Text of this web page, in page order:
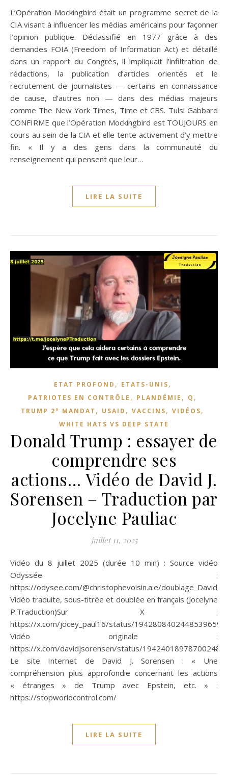
L’Opération Mockingbird était un programme secret de la
CIA visant à influencer les médias américains pour façonner
l’opinion publique. Déclassifié en 1977 grâce à des
demandes FOIA (Freedom of Information Act) et détaillé
dans un rapport du Congrès, il impliquait l’infiltration de
rédactions, la publication d’articles orientés et le
recrutement de journalistes — certains en connaissance
de cause, d’autres non — dans des médias majeurs
comme The New York Times, Time et CBS. Tulsi Gabbard
CONFIRME que l’Opération Mockingbird est TOUJOURS en
cours au sein de la CIA et elle tente activement d’y mettre
fin. « Il y a des gens dans la communauté du
renseignement qui pensent que leur…
LIRE LA SUITE
ETAT PROFOND , ETATS-UNIS,
PATRIOTES EN CONTRÔLE , PLANDÉMIE , Q ,
TRUMP 2° MANDAT , USAID , VACCINS, VIDÉOS,
WHITE HATS VS DEEP STATE
Donald Trump : essayer de
comprendre ses
actions… Vidéo de David J.
Sorensen – Traduction par
Jocelyne Pauliac
juillet 11, 2025
Vidéo du 8 juillet 2025 (durée 10 min) : Source vidéo
Odyssée :
https://odysee.com/@christophevoisin.a:e/
Vidéo traduite, sous-titrée et doublée en français (Jocelyne
P.Traduction)Sur X :
https://x.com/jocey_paul16/status/1942808402448539659
Vidéo originale :
https://x.com/davidjsorensen/status/
Le site Internet de David J. Sorensen : « Une
compréhension plus approfondie concernant les actions
« étranges » de Trump avec Epstein, etc. » :
https://stopworldcontrol.com/
LIRE LA SUITE